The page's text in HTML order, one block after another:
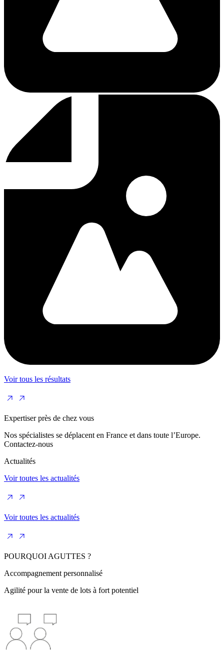
Voir tous les résultats
Expertiser près de chez vous
Nos spécialistes se déplacent en France et dans toute l’Europe.
Contactez-nous
Actualités
Voir toutes les actualités
Voir toutes les actualités
POURQUOI AGUTTES ?
Accompagnement personnalisé
Agilité pour la vente de lots à fort potentiel